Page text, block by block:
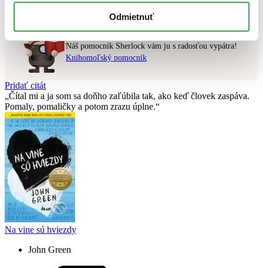
Odmietnuť
Chcete poradiť knihu?
Náš pomocník Sherlock vám ju s radosťou vypátra!
Knihomoľský pomocník
Pridať citát
Čítal mi a ja som sa doňho zaľúbila tak, ako keď človek zaspáva.
Pomaly, pomaličky a potom zrazu úplne.
Na vine sú hviezdy
John Green